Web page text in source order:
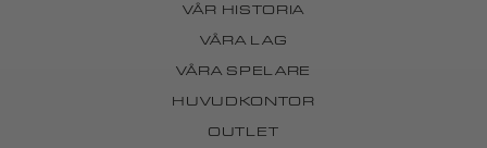
VÅR HISTORIA
VÅRA LAG
VÅRA SPELARE
HUVUDKONTOR
OUTLET